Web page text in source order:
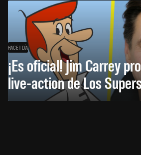
HACE 1 DÍA
¡Es oficial! Jim Carrey
live-action de Los